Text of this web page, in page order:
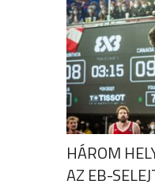
HÁROM
AZ EB-